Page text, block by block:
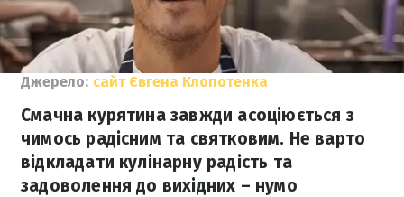
Джерело: сайт Євгена Клопотенка
Смачна курятина завжди асоціюється з
чимось радісним та святковим. Не варто
відкладати кулінарну радість та
задоволення до вихідних – нумо